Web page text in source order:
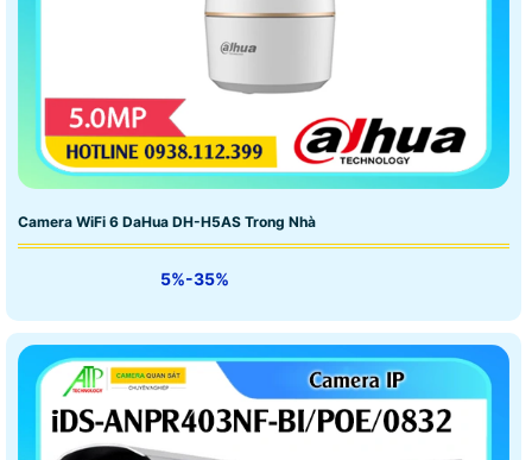
Camera WiFi 6 DaHua DH-H5AS Trong Nhà
5%-35%